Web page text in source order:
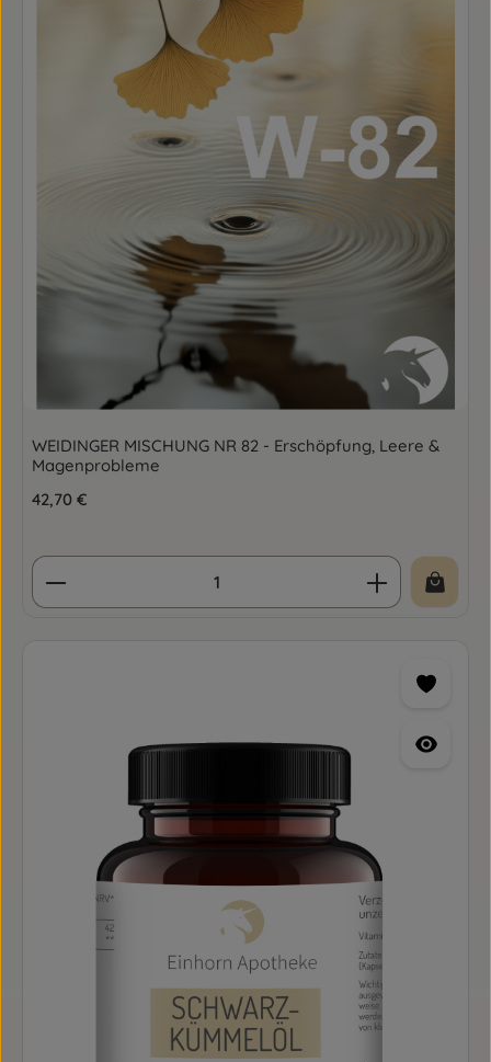
WEIDINGER MISCHUNG NR 82 - Erschöpfung, Leere &
Magenprobleme
Regulärer Preis:
42,70 €
Produkt Anzahl: Gib den gewünschten Wert